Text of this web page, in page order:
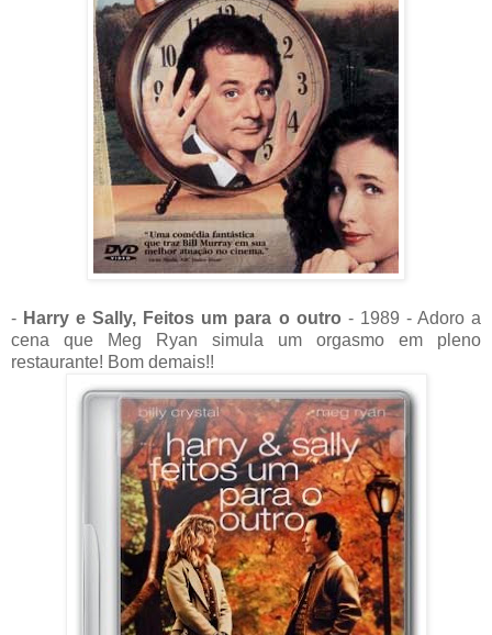
- Harry e Sally, Feitos um para o outro - 1989 - Adoro a
cena que Meg Ryan simula um orgasmo em pleno
restaurante! Bom demais!!